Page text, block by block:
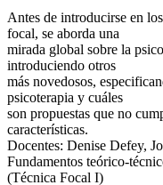
Antes de introducirse en
focal, se aborda una
mirada global sobre la
introduciendo otros
más novedosos,
psicoterapia y cuáles
son propuestas que no
características.
Docentes: Denise Defey,
Fundamentos teórico-
(Técnica Focal I)